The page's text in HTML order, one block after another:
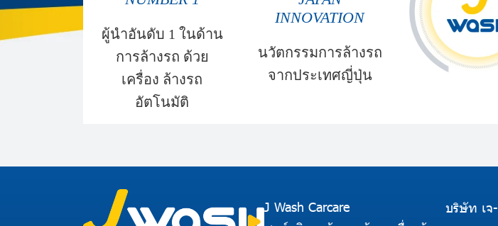
ผู้นำอันดับ 1 ในด้าน
การล้างรถ ด้วย
เครื่อง ล้างรถ
อัตโนมัติ
INNOVATION
นวัตกรรมการล้างรถ
จากประเทศญี่ปุ่น
J Wash Carcare บริษัท เจ